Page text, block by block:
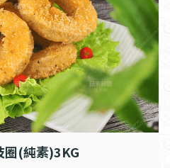
圈(純素)3KG